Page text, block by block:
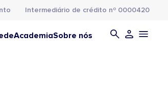
Intermediário de crédito nº 0000420
AcademiaSobre nós